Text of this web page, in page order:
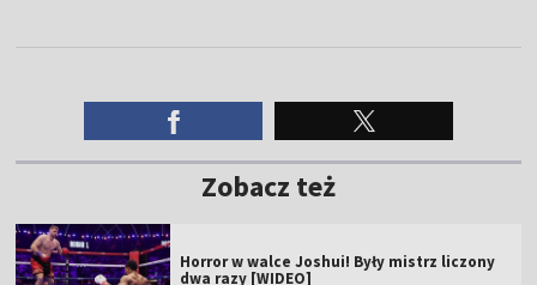
Zobacz też
Horror w walce Joshui! Były mistrz liczony
dwa razy [WIDEO]